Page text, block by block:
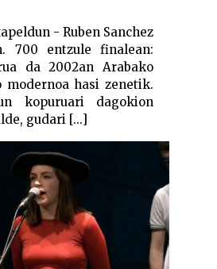
- Ruben Sanchez
700 entzule finalean:
da 2002an Arabako
modernoa hasi zenetik.
kopuruari dagokion
gudari [...]